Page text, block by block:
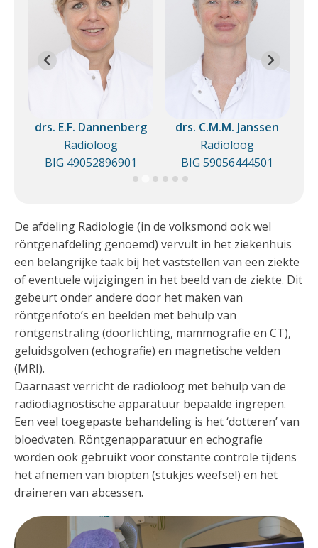
drs. E.F. Dannenberg
Radioloog
BIG 49052896901
drs. C.M.M. Janssen
Radioloog
BIG 59056444501
De afdeling Radiologie (in de volksmond ook wel
röntgenafdeling genoemd) vervult in het ziekenhuis
een belangrijke taak bij het vaststellen van een ziekte
of eventuele wijzigingen in het beeld van de ziekte. Dit
gebeurt onder andere door het maken van
röntgenfoto’s en beelden met behulp van
röntgenstraling (doorlichting, mammografie en CT),
geluidsgolven (echografie) en magnetische velden
(MRI).
Daarnaast verricht de radioloog met behulp van de
radiodiagnostische apparatuur bepaalde ingrepen.
Een veel toegepaste behandeling is het ‘dotteren’ van
bloedvaten. Röntgenapparatuur en echografie
worden ook gebruikt voor constante controle tijdens
het afnemen van biopten (stukjes weefsel) en het
draineren van abcessen.